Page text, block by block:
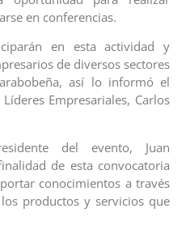
en conferencias.
en esta actividad y
de diversos sectores
así lo informó el
Empresariales, Carlos
del evento, Juan
de esta convocatoria
conocimientos a través
productos y servicios que